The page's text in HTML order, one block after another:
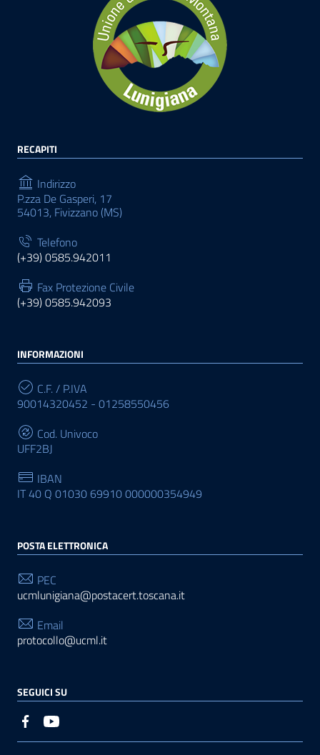
RECAPITI
Indirizzo
P.zza De Gasperi, 17
54013, Fivizzano (MS)
Telefono
(+39) 0585.942011
Fax Protezione Civile
(+39) 0585.942093
INFORMAZIONI
C.F. / P.IVA
90014320452 - 01258550456
Cod. Univoco
UFF2BJ
IBAN
IT 40 Q 01030 69910 000000354949
POSTA ELETTRONICA
PEC
ucmlunigiana@postacert.toscana.it
Email
protocollo@ucml.it
SEGUICI SU